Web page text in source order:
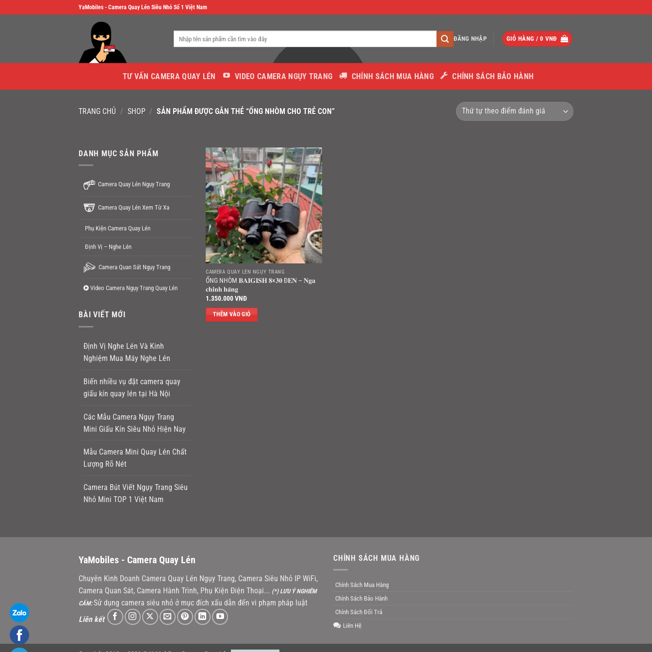
to
YaMobiles - Camera Quay Lén Siêu Nhỏ Số 1 Việt Nam
ĐĂNG NHẬP GIỎ HÀNG / 0 VNĐ
TƯ VẤN CAMERA QUAY LÉN VIDEO CAMERA NGỤY TRANG CHÍNH SÁCH MUA HÀNG CHÍNH SÁCH BẢO HÀNH
TRANG CHỦ / SHOP / SẢN PHẨM ĐƯỢC GẮN THẺ “ỐNG NHÒM CHO TRẺ CON”
DANH MỤC SẢN PHẨM
Camera Quay Lén Ngụy Trang
Camera Quay Lén Xem Từ Xa
Phụ Kiện Camera Quay Lén
Định Vị – Nghe Lén
Camera Quan Sát Ngụy Trang
Video Camera Ngụy Trang Quay Lén
BÀI VIẾT MỚI
Định Vị Nghe Lén Và Kinh
Nghiệm Mua Máy Nghe Lén
Biến nhiều vụ đặt camera quay
giấu kín quay lén tại Hà Nội
Các Mẫu Camera Ngụy Trang
Mini Giấu Kín Siêu Nhỏ Hiện Nay
Mẫu Camera Mini Quay Lén Chất
Lượng Rõ Nét
Camera Bút Viết Ngụy Trang Siêu
Nhỏ Mini TOP 1 Việt Nam
CAMERA QUAY LÉN NGỤY TRANG
ỐNG NHÒM 𝐁𝐀𝐈𝐆𝐈𝐒𝐇 𝟖×𝟑𝟎 Đ𝐄𝐍 – 𝐍𝐠𝐚
𝐜𝐡𝐢́𝐧𝐡 𝐡𝐚̃𝐧𝐠
1.350.000VNĐ
THÊM VÀO GIỎ
YaMobiles - Camera Quay Lén
Chuyên Kinh Doanh Camera Quay Lén Ngụy Trang, Camera Siêu Nhỏ IP WiFi,
Camera Quan Sát, Camera Hành Trình, Phụ Kiện Điện Thoại... (*) LƯU Ý NGHIÊM
CẤM:Sử dụng camera siêu nhỏ ở mục đích xấu dẫn đến vi phạm pháp luật
Liên kết
CHÍNH SÁCH MUA HÀNG
Chính Sách Mua Hàng
Chính Sách Bảo Hành
Chính Sách Đổi Trả
Liên Hệ